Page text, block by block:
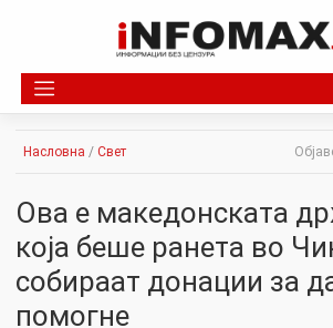
Насловна / Свет
Ова е македонската
која беше ранета во
собираат донации за
помогне